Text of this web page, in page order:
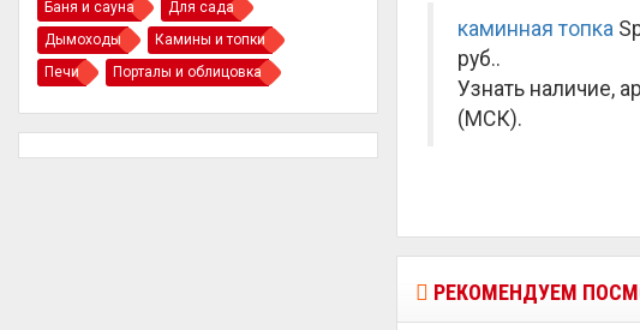
Баня и сауна
Для сада
Дымоходы
Камины и топки
Печи
Порталы и облицовка
каминная топка
руб..
Узнать наличие,
(МСК).
РЕКОМЕНДУЕМ